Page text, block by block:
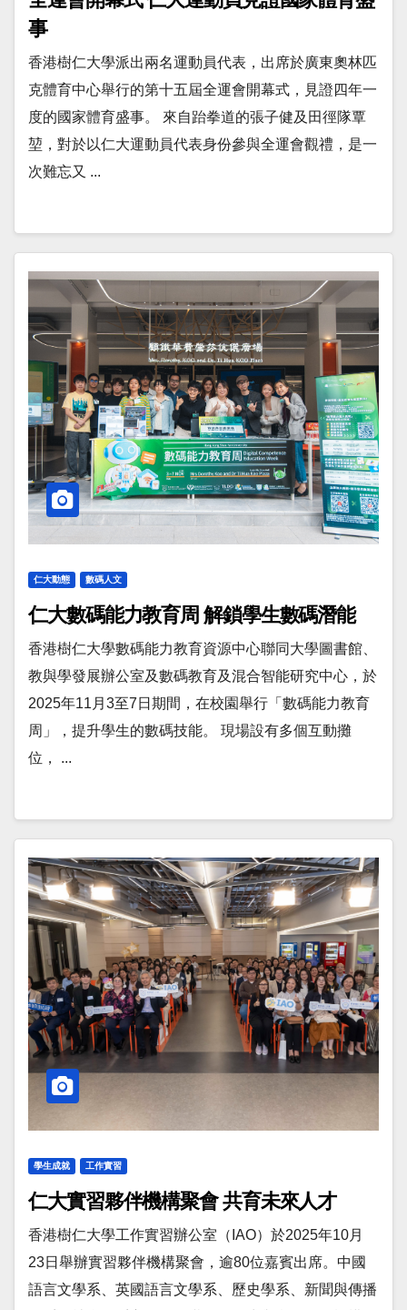
事
香港樹仁大學派出兩名運動員代表，出席於廣東奧林匹
克體育中心舉行的第十五屆全運會開幕式，見證四年一
度的國家體育盛事。 來自跆拳道的張子健及田徑隊覃
堃，對於以仁大運動員代表身份參與全運會觀禮，是一
次難忘又 ...
仁大動態 數碼人文
仁大數碼能力教育周 解鎖學生數碼潛能
香港樹仁大學數碼能力教育資源中心聯同大學圖書館、
教與學發展辦公室及數碼教育及混合智能研究中心，於
2025年11月3至7日期間，在校園舉行「數碼能力教育
周」，提升學生的數碼技能。 現場設有多個互動攤
位， ...
學生成就 工作實習
仁大實習夥伴機構聚會 共育未來人才
香港樹仁大學工作實習辦公室（IAO）於2025年10月
23日舉辦實習夥伴機構聚會，逾80位嘉賓出席。中國
語言文學系、英國語言文學系、歷史學系、新聞與傳播